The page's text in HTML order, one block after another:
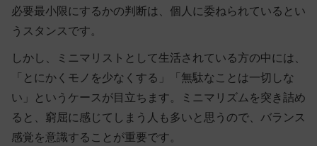
必要最小限にするかの判断は、個人に委ねられているとい
うスタンスです。
しかし、ミニマリストとして生活されている方の中には、
「とにかくモノを少なくする」「無駄なことは一切しな
い」というケースが目立ちます。ミニマリズムを突き詰め
ると、窮屈に感じてしまう人も多いと思うので、バランス
感覚を意識することが重要です。